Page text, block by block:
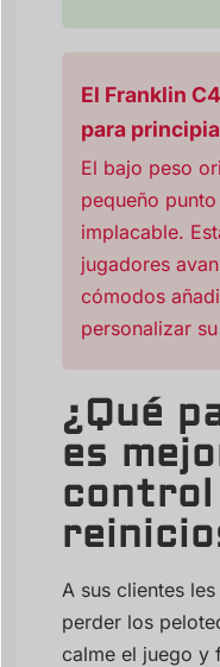
El Franklin
para
El bajo peso
pequeño
implacable.
jugadores
cómodos
personalizar
¿Qué
es
control
A sus clientes
perder los
calme el juego y